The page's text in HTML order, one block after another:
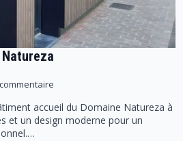
accueil du Domaine Natureza à
et un design moderne pour un